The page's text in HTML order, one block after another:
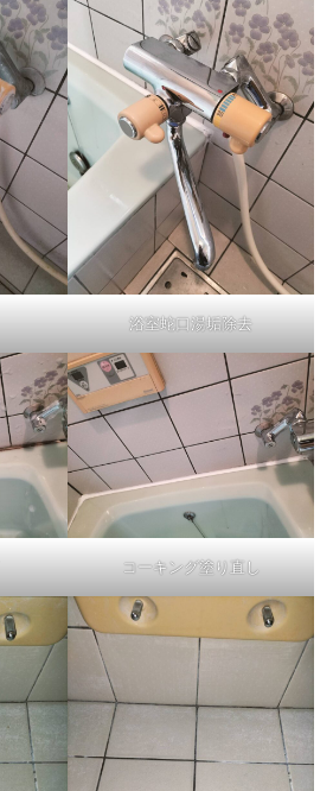
浴室蛇口湯垢除去
コーキング塗り直し